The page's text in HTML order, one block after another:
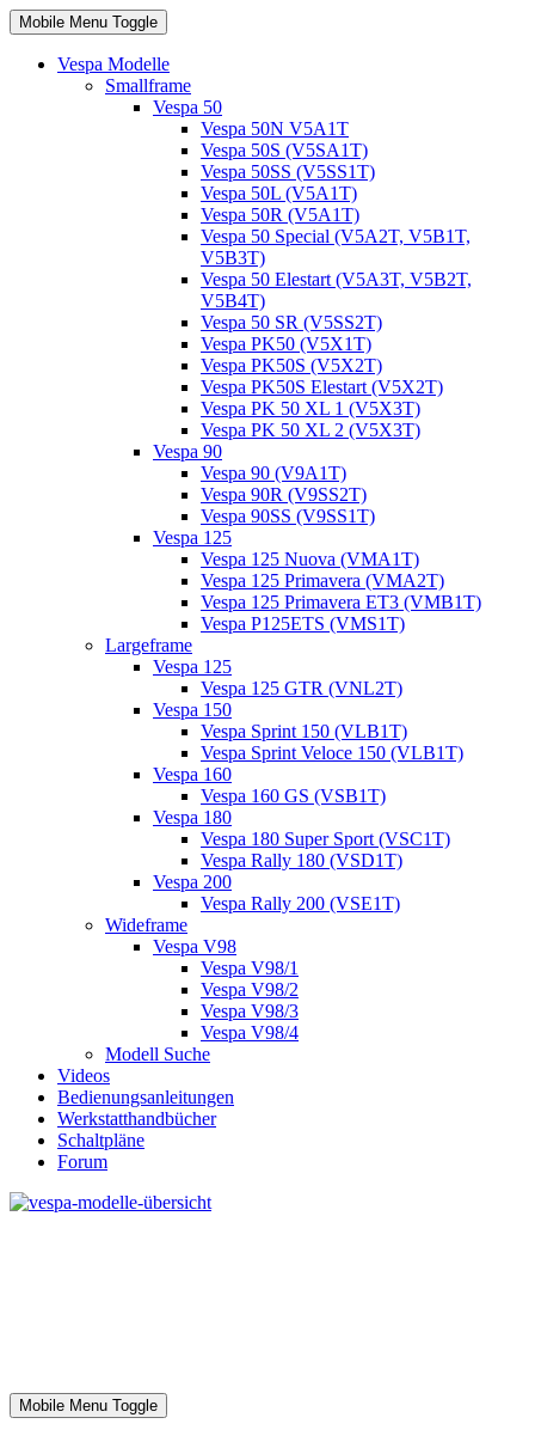
Mobile Menu Toggle
Vespa Modelle
Smallframe
Vespa 50
Vespa 50N V5A1T
Vespa 50S (V5SA1T)
Vespa 50SS (V5SS1T)
Vespa 50L (V5A1T)
Vespa 50R (V5A1T)
Vespa 50 Special (V5A2T, V5B1T,
V5B3T)
Vespa 50 Elestart (V5A3T, V5B2T,
V5B4T)
Vespa 50 SR (V5SS2T)
Vespa PK50 (V5X1T)
Vespa PK50S (V5X2T)
Vespa PK50S Elestart (V5X2T)
Vespa PK 50 XL 1 (V5X3T)
Vespa PK 50 XL 2 (V5X3T)
Vespa 90
Vespa 90 (V9A1T)
Vespa 90R (V9SS2T)
Vespa 90SS (V9SS1T)
Vespa 125
Vespa 125 Nuova (VMA1T)
Vespa 125 Primavera (VMA2T)
Vespa 125 Primavera ET3 (VMB1T)
Vespa P125ETS (VMS1T)
Largeframe
Vespa 125
Vespa 125 GTR (VNL2T)
Vespa 150
Vespa Sprint 150 (VLB1T)
Vespa Sprint Veloce 150 (VLB1T)
Vespa 160
Vespa 160 GS (VSB1T)
Vespa 180
Vespa 180 Super Sport (VSC1T)
Vespa Rally 180 (VSD1T)
Vespa 200
Vespa Rally 200 (VSE1T)
Wideframe
Vespa V98
Vespa V98/1
Vespa V98/2
Vespa V98/3
Vespa V98/4
Modell Suche
Videos
Bedienungsanleitungen
Werkstatthandbücher
Schaltpläne
Forum
Mobile Menu Toggle